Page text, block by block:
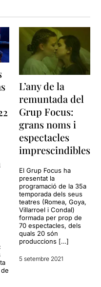
imprescindible,
no seria fidel als
gent molt vàlida
companyia,
gent que canta
n’hi ha.
fer una
quan allò que
és el que esperaves.
és diferent si el
valorant és un
com
en programació,
presenti com a
final de curs o
i il·lusió hi són, per
m’ha fet molt difícil
L’any de la
remuntada del
Grup Focus:
grans noms i
espectacles
imprescindibles
El Grup Focus ha
presentat la
programació de la 35a
temporada dels seus
teatres (Romea, Goya,
Villarroel i Condal)
formada per prop de
70 espectacles, dels
quals 20 són
produccions […]
5 setembre 2021